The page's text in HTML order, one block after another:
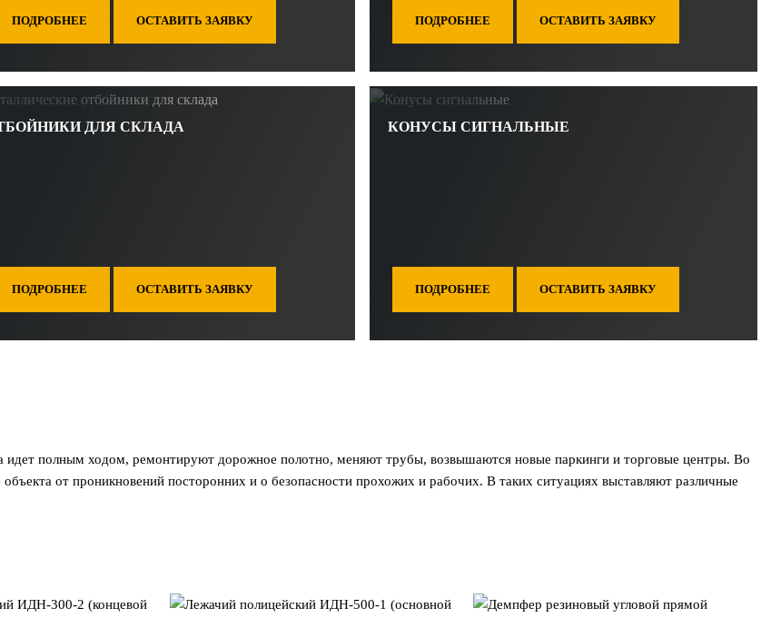
ПОДРОБНЕЕ ОСТАВИТЬ ЗАЯВКУ ПОДРОБНЕЕ ОСТАВИТЬ ЗАЯВКУ
ДЛЯ СКЛАДА
ПОДРОБНЕЕ ОСТАВИТЬ ЗАЯВКУ
КОНУСЫ СИГНАЛЬНЫЕ
ПОДРОБНЕЕ ОСТАВИТЬ ЗАЯВКУ
идет полным ходом, ремонтируют дорожное полотно, меняют трубы, возвышаются новые паркинги и торговые центры. Во
от проникновений посторонних и о безопасности прохожих и рабочих. В таких ситуациях выставляют различные